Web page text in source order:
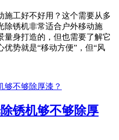
施工好不好用？这个需要从多
除锈机非常适合户外移动施
量身打造的，但也需要了解它
优势就是“移动方便”，但“风
锈机够不够除厚